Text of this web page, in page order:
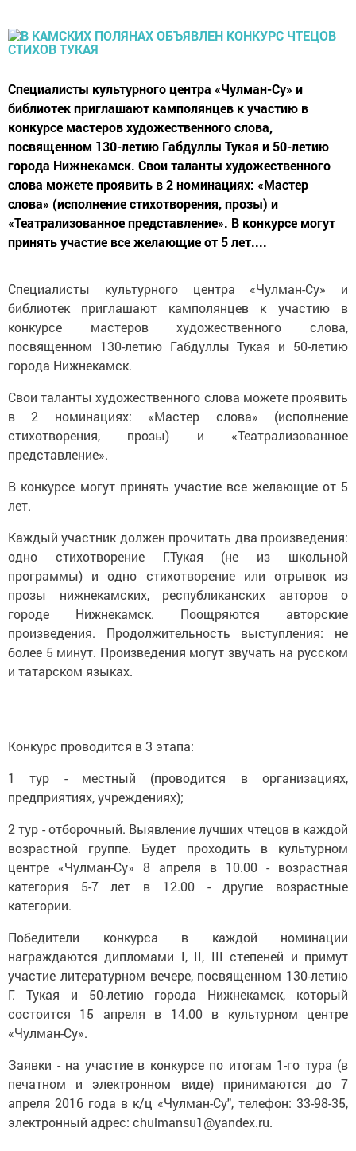
Специалисты культурного центра «Чулман-Су» и
библиотек приглашают камполянцев к участию в
конкурсе мастеров художественного слова,
посвященном 130-летию Габдуллы Тукая и 50-летию
города Нижнекамск. Свои таланты художественного
слова можете проявить в 2 номинациях: «Мастер
слова» (исполнение стихотворения, прозы) и
«Театрализованное представление». В конкурсе могут
принять участие все желающие от 5 лет....
Специалисты культурного центра «Чулман-Су» и
библиотек приглашают камполянцев к участию в
конкурсе мастеров художественного слова,
посвященном 130-летию Габдуллы Тукая и 50-летию
города Нижнекамск.
Свои таланты художественного слова можете проявить
в 2 номинациях: «Мастер слова» (исполнение
стихотворения, прозы) и «Театрализованное
представление».
В конкурсе могут принять участие все желающие от 5
лет.
Каждый участник должен прочитать два произведения:
одно стихотворение Г.Тукая (не из школьной
программы) и одно стихотворение или отрывок из
прозы нижнекамских, республиканских авторов о
городе Нижнекамск. Поощряются авторские
произведения. Продолжительность выступления: не
более 5 минут. Произведения могут звучать на русском
и татарском языках.
Конкурс проводится в 3 этапа:
1 тур - местный (проводится в организациях,
предприятиях, учреждениях);
2 тур - отборочный. Выявление лучших чтецов в каждой
возрастной группе. Будет проходить в культурном
центре «Чулман-Су» 8 апреля в 10.00 - возрастная
категория 5-7 лет в 12.00 - другие возрастные
категории.
Победители конкурса в каждой номинации
награждаются дипломами I, II, III степеней и примут
участие литературном вечере, посвященном 130-летию
Г. Тукая и 50-летию города Нижнекамск, который
состоится 15 апреля в 14.00 в культурном центре
«Чулман-Су».
Заявки - на участие в конкурсе по итогам 1-го тура (в
печатном и электронном виде) принимаются до 7
апреля 2016 года в к/ц «Чулман-Су", телефон: 33-98-35,
электронный адрес: chulmansu1@yandex.ru.